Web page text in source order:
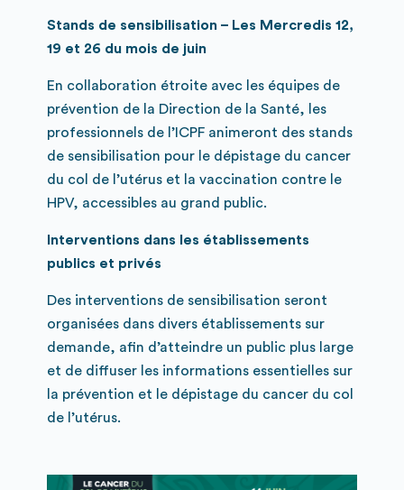
Stands de sensibilisation – Les Mercredis 12,
19 et 26 du mois de juin
En collaboration étroite avec les équipes de
prévention de la Direction de la Santé, les
professionnels de l’ICPF animeront des stands
de sensibilisation pour le dépistage du cancer
du col de l’utérus et la vaccination contre le
HPV, accessibles au grand public.
Interventions dans les établissements
publics et privés
Des interventions de sensibilisation seront
organisées dans divers établissements sur
demande, afin d’atteindre un public plus large
et de diffuser les informations essentielles sur
la prévention et le dépistage du cancer du col
de l’utérus.